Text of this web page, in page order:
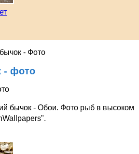
- Фото
- фото
бычок - Обои. Фото рыб в высоком